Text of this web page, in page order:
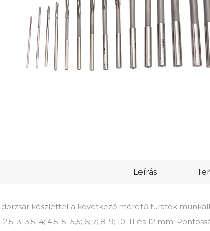
Leírás
készlettel a következő méretű furatok
3; 3,5; 4; 4,5; 5; 5,5; 6; 7; 8; 9; 10; 11 és 12 mm.